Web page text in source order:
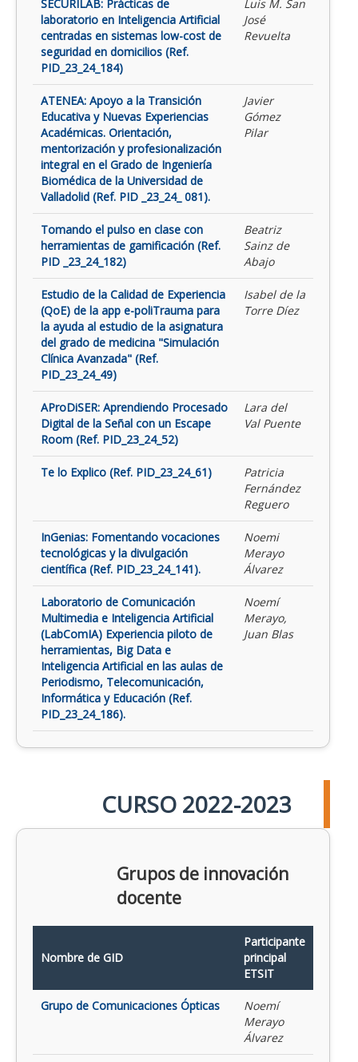
SECURILAB: Prácticas de
laboratorio en Inteligencia Artificial
centradas en sistemas low-cost de
seguridad en domicilios (Ref.
PID_23_24_184)
Luis M. San
José
Revuelta
ATENEA: Apoyo a la Transición
Educativa y Nuevas Experiencias
Académicas. Orientación,
mentorización y profesionalización
integral en el Grado de Ingeniería
Biomédica de la Universidad de
Valladolid (Ref. PID _23_24_ 081).
Javier
Gómez
Pilar
Tomando el pulso en clase con
herramientas de gamificación (Ref.
PID _23_24_182)
Beatriz
Sainz de
Abajo
Estudio de la Calidad de Experiencia
(QoE) de la app e-poliTrauma para
la ayuda al estudio de la asignatura
del grado de medicina "Simulación
Clínica Avanzada" (Ref.
PID_23_24_49)
Isabel de la
Torre Díez
AProDiSER: Aprendiendo Procesado
Digital de la Señal con un Escape
Room (Ref. PID_23_24_52)
Lara del
Val Puente
Te lo Explico (Ref. PID_23_24_61)
Patricia
Fernández
Reguero
InGenias: Fomentando vocaciones
tecnológicas y la divulgación
científica (Ref. PID_23_24_141).
Noemi
Merayo
Álvarez
Laboratorio de Comunicación
Multimedia e Inteligencia Artificial
(LabComIA) Experiencia piloto de
herramientas, Big Data e
Inteligencia Artificial en las aulas de
Periodismo, Telecomunicación,
Informática y Educación (Ref.
PID_23_24_186).
Noemí
Merayo,
Juan Blas
CURSO 2022-2023
Grupos de innovación
docente
Nombre de GID
Participante
principal
ETSIT
Grupo de Comunicaciones Ópticas
Noemí
Merayo
Álvarez